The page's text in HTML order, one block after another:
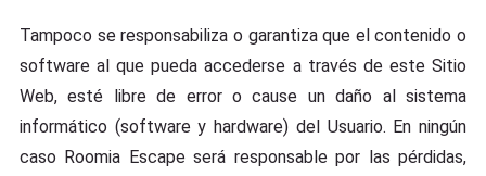
Tampoco se responsabiliza o garantiza que el contenido o
software al que pueda accederse a través de este Sitio
Web, esté libre de error o cause un daño al sistema
informático (software y hardware) del Usuario. En ningún
caso Roomia Escape será responsable por las pérdidas,